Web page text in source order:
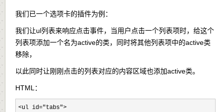
我们已一个选项卡的插件为例：
我们让ul列表来响应点击事件，当用户点击一个列表项时，给这个
列表项添加一个名为active的类，同时将其他列表项中的active类
移除，
以此同时让刚刚点击的列表对应的内容区域也添加active类。
HTML：
<ul id="tabs">